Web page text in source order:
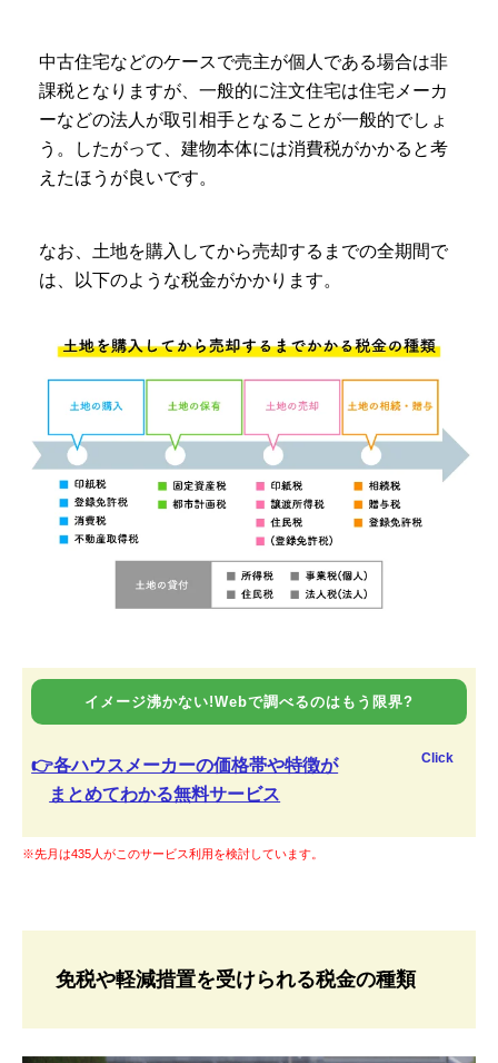
中古住宅などのケースで売主が個人である場合は非
課税となりますが、一般的に注文住宅は住宅メーカ
ーなどの法人が取引相手となることが一般的でしょ
う。したがって、建物本体には消費税がかかると考
えたほうが良いです。
なお、土地を購入してから売却するまでの全期間で
は、以下のような税金がかかります。
イメージ沸かない!Webで調べるのはもう限界?
👉各ハウスメーカーの価格帯や特徴が
まとめてわかる無料サービス
Click
※先月は435人がこのサービス利用を検討しています。
免税や軽減措置を受けられる税金の種類